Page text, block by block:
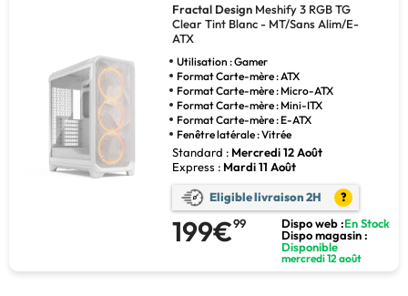
Fractal Design Meshify 3 RGB TG
Clear Tint Blanc - MT/Sans Alim/E-
ATX
Utilisation : Gamer
Format Carte-mère : ATX
Format Carte-mère : Micro-ATX
Format Carte-mère : Mini-ITX
Format Carte-mère : E-ATX
Fenêtre latérale : Vitrée
Standard : Mercredi 12 Août
Express : Mardi 11 Août
Eligible livraison 2H ?
199€99 Dispo web :En Stock
Dispo magasin :
Disponible
mercredi 12 août